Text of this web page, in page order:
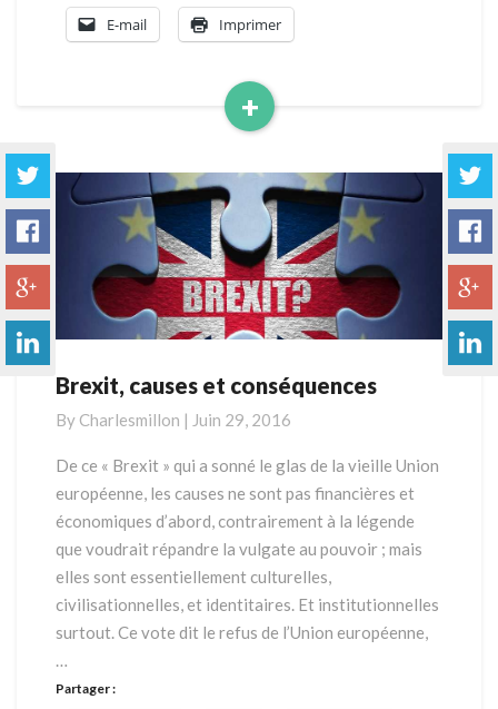
+
Read
E-mail Imprimer
Brexit,
et
conséquences
Brexit, causes et conséquences
By Charlesmillon | Juin 29, 2016
De ce « Brexit » qui a sonné le glas de la vieille Union
européenne, les causes ne sont pas financières et
économiques d’abord, contrairement à la légende
que voudrait répandre la vulgate au pouvoir ; mais
elles sont essentiellement culturelles,
civilisationnelles, et identitaires. Et institutionnelles
surtout. Ce vote dit le refus de l’Union européenne,
…
Partager :